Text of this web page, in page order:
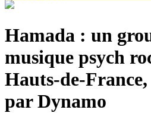
Hamada : un
musique psych
Hauts-de-
par Dynamo